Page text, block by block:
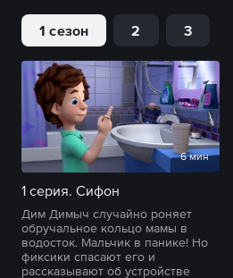
1 сезон 2 3
6 мин
1 серия. Сифон
Дим Димыч случайно роняет
обручальное кольцо мамы в
водосток. Мальчик в панике! Но
фиксики спасают его и
рассказывают об устройстве